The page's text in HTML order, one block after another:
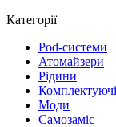
Категорії
Pod-системи
Атомайзери
Рідини
Комплектуючі
Моди
Самозаміс